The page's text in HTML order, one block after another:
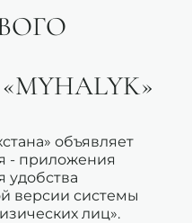
объявляет
- приложения
удобства
версии системы
лиц».